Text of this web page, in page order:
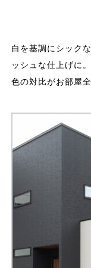
白を基調にシック
ッシュな仕上げに。
色の対比がお部屋